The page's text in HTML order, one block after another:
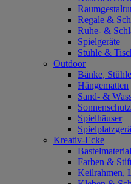
Regale &
Ruhe- &
Spielgeräte
Stühle &
Outdoor
Bänke,
Hängematten
Sand- &
Sonnenschutz
Spielhäuser
Kreativ-Ecke
Bastelmaterial
Farben &
Keilrahmen,